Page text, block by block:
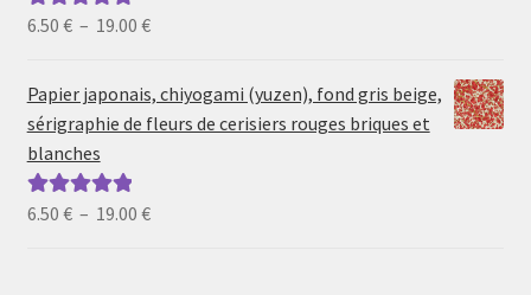
19.00 €
Note5.00sur
6.50 € – 19.00 €Plage
prix :
6.50 €
Papier japonais, chiyogami (yuzen), fond gris beige,
sérigraphie de fleurs de cerisiers rouges briques et
blanches
Note5.00sur
6.50 € – 19.00 €Plage